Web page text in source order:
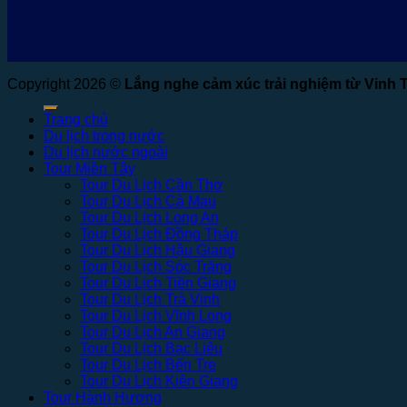
Copyright 2026 © Lắng nghe cảm xúc trải nghiệm từ Vinh
Trang chủ
Du lịch trong nước
Du lịch nước ngoài
Tour Miền Tây
Tour Du Lịch Cần Thơ
Tour Du Lịch Cà Mau
Tour Du Lịch Long An
Tour Du Lịch Đồng Tháp
Tour Du Lịch Hậu Giang
Tour Du Lịch Sóc Trăng
Tour Du Lịch Tiền Giang
Tour Du Lịch Trà Vinh
Tour Du Lịch Vĩnh Long
Tour Du Lịch An Giang
Tour Du Lịch Bạc Liêu
Tour Du Lịch Bến Tre
Tour Du Lịch Kiên Giang
Tour Hành Hương